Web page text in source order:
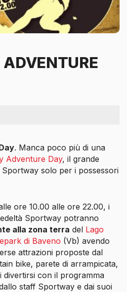
. Manca poco più di una
Adventure Day, il grande
solo per i possessori
ore 10.00 alle ore 22.00, i
Sportway potranno
alla zona terra del Lago
di Baveno (Vb) avendo
attrazioni proposte dal
bike, parete di arrampicata,
divertirsi con il programma
staff Sportway e dai suoi